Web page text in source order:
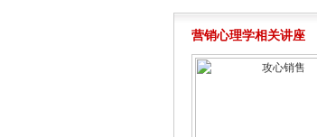
营销心理学相关讲座